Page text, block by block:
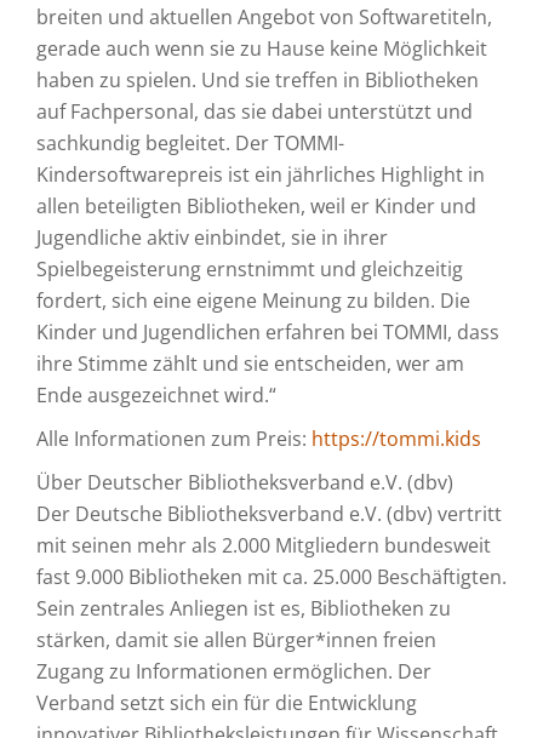
breiten und aktuellen Angebot von Softwaretiteln,
gerade auch wenn sie zu Hause keine Möglichkeit
haben zu spielen. Und sie treffen in Bibliotheken
auf Fachpersonal, das sie dabei unterstützt und
sachkundig begleitet. Der TOMMI-
Kindersoftwarepreis ist ein jährliches Highlight in
allen beteiligten Bibliotheken, weil er Kinder und
Jugendliche aktiv einbindet, sie in ihrer
Spielbegeisterung ernstnimmt und gleichzeitig
fordert, sich eine eigene Meinung zu bilden. Die
Kinder und Jugendlichen erfahren bei TOMMI, dass
ihre Stimme zählt und sie entscheiden, wer am
Ende ausgezeichnet wird.“
Alle Informationen zum Preis: https://tommi.kids
Über Deutscher Bibliotheksverband e.V. (dbv)
Der Deutsche Bibliotheksverband e.V. (dbv) vertritt
mit seinen mehr als 2.000 Mitgliedern bundesweit
fast 9.000 Bibliotheken mit ca. 25.000 Beschäftigten.
Sein zentrales Anliegen ist es, Bibliotheken zu
stärken, damit sie allen Bürger*innen freien
Zugang zu Informationen ermöglichen. Der
Verband setzt sich ein für die Entwicklung